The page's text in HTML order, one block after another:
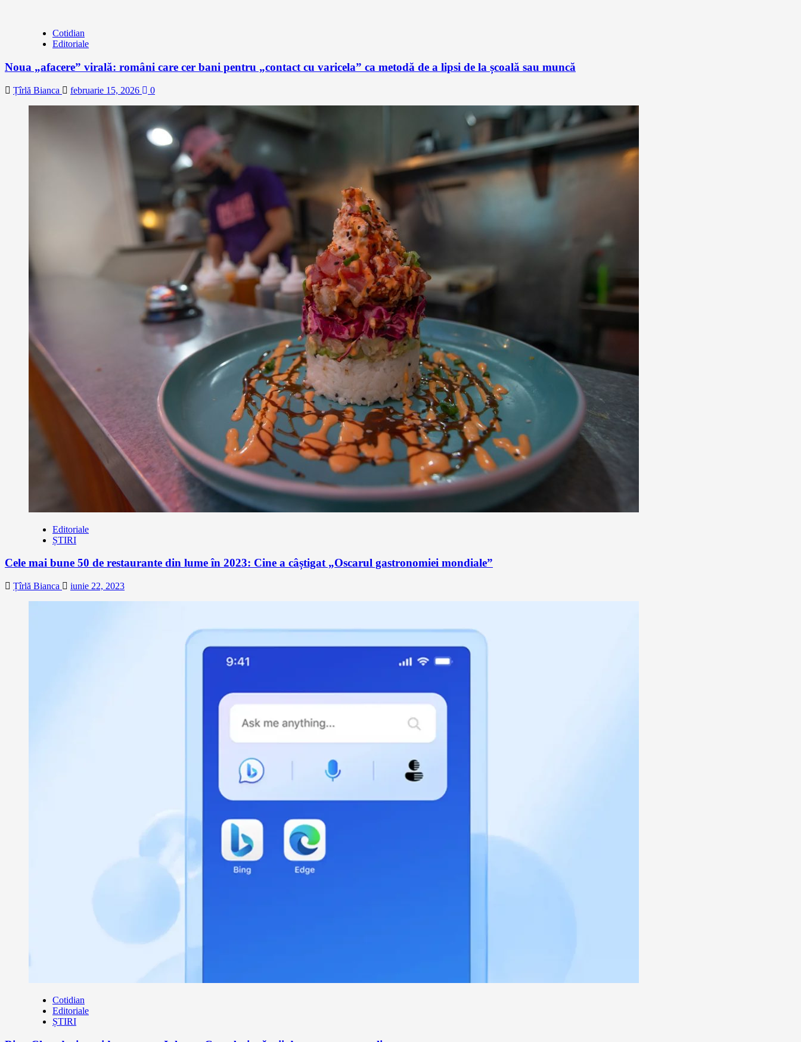
Cotidian
Editoriale
Noua „afacere” virală: români care cer bani pentru „contact cu varicela” ca metodă de a lipsi de la școală sau muncă
Țîrlă Bianca februarie 15, 2026 0
Editoriale
ȘTIRI
Cele mai bune 50 de restaurante din lume în 2023: Cine a câștigat „Oscarul gastronomiei mondiale”
Țîrlă Bianca iunie 22, 2023
Cotidian
Editoriale
ȘTIRI